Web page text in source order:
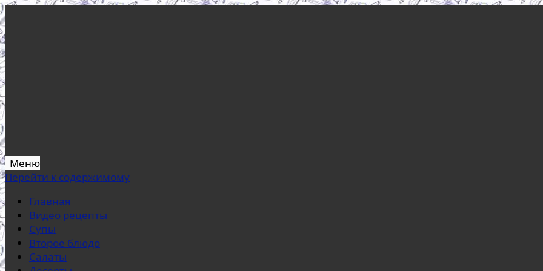
Меню
Перейти к содержимому
Главная
Видео рецепты
Супы
Второе блюдо
Салаты